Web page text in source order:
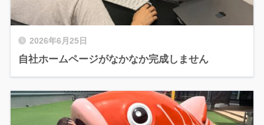
2026年6月25日
自社ホームページがなかなか完成しません